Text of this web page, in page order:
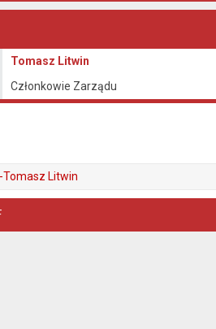
Tomasz Litwin
Członkowie Zarządu
Litwin